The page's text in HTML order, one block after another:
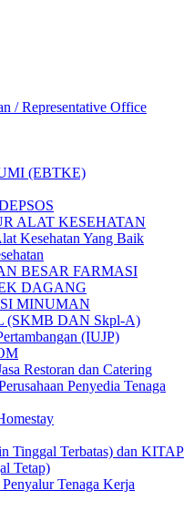
/ Representative Office
(EBTKE)
ALAT KESEHATAN
Kesehatan Yang Baik
BESAR FARMASI
DAGANG
MINUMAN
(SKMB DAN Skpl-A)
(IUJP)
Restoran dan Catering
Penyedia Tenaga
Tinggal Terbatas) dan KITAP
Tetap)
Tenaga Kerja